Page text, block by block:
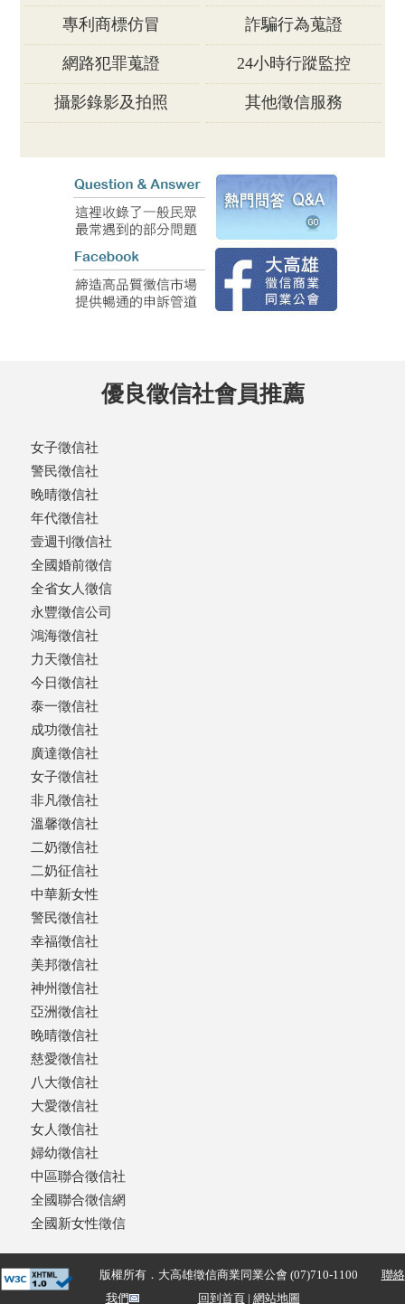
專利商標仿冒 詐騙行為蒐證
網路犯罪蒐證 24小時行蹤監控
攝影錄影及拍照 其他徵信服務
優良徵信社會員推薦
女子徵信社
警民徵信社
晚晴徵信社
年代徵信社
壹週刊徵信社
全國婚前徵信
全省女人徵信
永豐徵信公司
鴻海徵信社
力天徵信社
今日徵信社
泰一徵信社
成功徵信社
廣達徵信社
女子徵信社
非凡徵信社
溫馨徵信社
二奶徵信社
二奶征信社
中華新女性
警民徵信社
幸福徵信社
美邦徵信社
神州徵信社
亞洲徵信社
晚晴徵信社
慈愛徵信社
八大徵信社
大愛徵信社
女人徵信社
婦幼徵信社
中區聯合徵信社
全國聯合徵信網
全國新女性徵信
版權所有．大高雄徵信商業同業公會 (07)710-1100 聯絡
我們
回到首頁| 網站地圖